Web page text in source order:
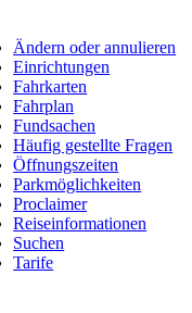
Ändern oder annulieren
Einrichtungen
Fahrkarten
Fahrplan
Fundsachen
Häufig gestellte Fragen
Öffnungszeiten
Parkmöglichkeiten
Proclaimer
Reiseinformationen
Suchen
Tarife